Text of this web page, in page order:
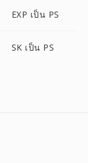
EXP เป็น PS
SK เป็น PS